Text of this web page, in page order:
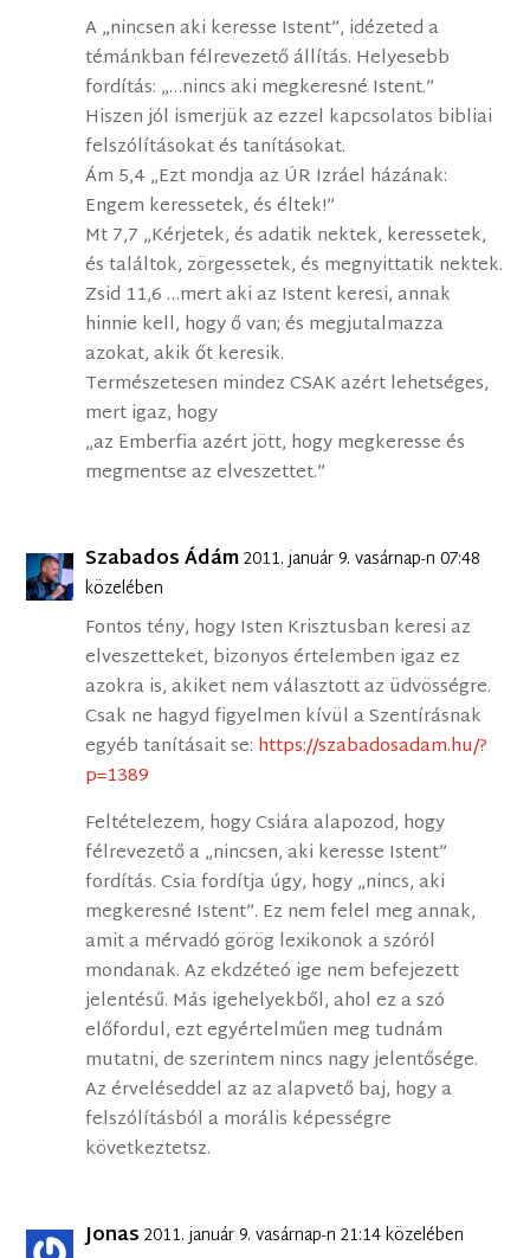
A „nincsen aki keresse Istent”, idézeted a
témánkban félrevezető állítás. Helyesebb
fordítás: „…nincs aki megkeresné Istent.”
Hiszen jól ismerjük az ezzel kapcsolatos bibliai
felszólításokat és tanításokat.
Ám 5,4 „Ezt mondja az ÚR Izráel házának:
Engem keressetek, és éltek!”
Mt 7,7 „Kérjetek, és adatik nektek, keressetek,
és találtok, zörgessetek, és megnyittatik nektek.
Zsid 11,6 …mert aki az Istent keresi, annak
hinnie kell, hogy ő van; és megjutalmazza
azokat, akik őt keresik.
Természetesen mindez CSAK azért lehetséges,
mert igaz, hogy
„az Emberfia azért jött, hogy megkeresse és
megmentse az elveszettet.”
Szabados Ádám2011. január 9. vasárnap-n 07:48
közelében
Fontos tény, hogy Isten Krisztusban keresi az
elveszetteket, bizonyos értelemben igaz ez
azokra is, akiket nem választott az üdvösségre.
Csak ne hagyd figyelmen kívül a Szentírásnak
egyéb tanításait se: https://szabadosadam.hu/?
p=1389
Feltételezem, hogy Csiára alapozod, hogy
félrevezető a „nincsen, aki keresse Istent”
fordítás. Csia fordítja úgy, hogy „nincs, aki
megkeresné Istent”. Ez nem felel meg annak,
amit a mérvadó görög lexikonok a szóról
mondanak. Az ekdzéteó ige nem befejezett
jelentésű. Más igehelyekből, ahol ez a szó
előfordul, ezt egyértelműen meg tudnám
mutatni, de szerintem nincs nagy jelentősége.
Az érveléseddel az az alapvető baj, hogy a
felszólításból a morális képességre
következtetsz.
Jonas 2011. január 9. vasárnap-n 21:14 közelében